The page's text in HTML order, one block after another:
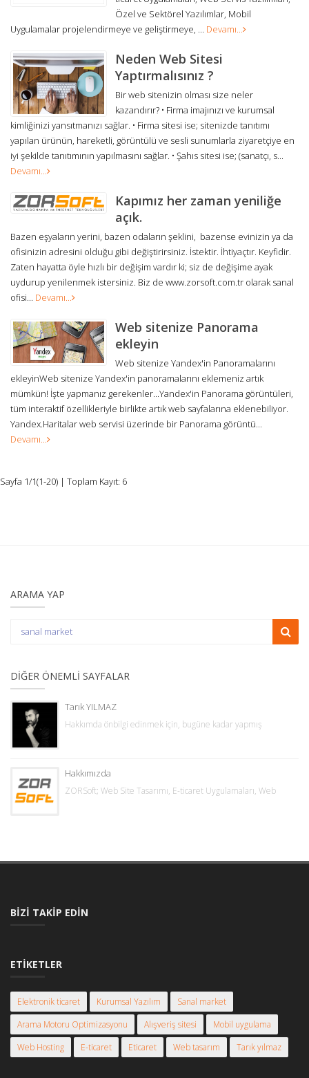
Özel ve Sektörel Yazılımlar, Mobil
Uygulamalar projelendirmeye ve geliştirmeye, ... Devamı...
Neden Web Sitesi
Yaptırmalısınız ?
Bir web sitenizin olması size neler
kazandırır? • Firma imajınızı ve kurumsal
kimliğinizi yansıtmanızı sağlar. • Firma sitesi ise; sitenizde tanıtımı
yapılan ürünün, hareketli, görüntülü ve sesli sunumlarla ziyaretçiye en
iyi şekilde tanıtımının yapılmasını sağlar. • Şahıs sitesi ise; (sanatçı, s...
Devamı...
Kapımız her zaman yeniliğe
açık.
Bazen eşyaların yerini, bazen odaların şeklini, bazense evinizin ya da
ofisinizin adresini olduğu gibi değiştirirsiniz. İstektir. İhtiyaçtır. Keyfidir.
Zaten hayatta öyle hızlı bir değişim vardır ki; siz de değişime ayak
uydurup yenilenmek istersiniz. Biz de www.zorsoft.com.tr olarak sanal
ofisi... Devamı...
Web sitenize Panorama
ekleyin
Web sitenize Yandex'in Panoramalarını
ekleyinWeb sitenize Yandex'in panoramalarını eklemeniz artık
mümkün! İşte yapmanız gerekenler...Yandex'in Panorama görüntüleri,
tüm interaktif özellikleriyle birlikte artık web sayfalarına eklenebiliyor.
Yandex.Haritalar web servisi üzerinde bir Panorama görüntü...
Devamı...
Sayfa 1/1(1-20) | Toplam Kayıt: 6
ARAMA YAP
DIĞER ÖNEMLI SAYFALAR
Tarık YILMAZ
Hakkımda önbilgi edinmek için, bugüne kadar yapmış
Hakkımızda
ZORSoft; Web Site Tasarımı, E-ticaret Uygulamaları, Web
BIZI TAKIP EDIN
ETIKETLER
Elektronik ticaret Kurumsal Yazılım
Sanal market
Arama Motoru Optimizasyonu
Alışveriş sitesi
Mobil uygulama
Web Hosting
E-ticaret Eticaret Web tasarım Tarık yılmaz